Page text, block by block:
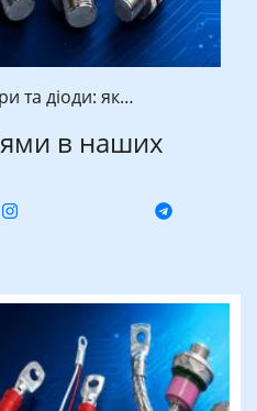
та діоди: як…
в наших